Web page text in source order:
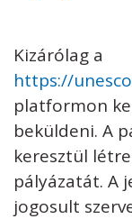
Kizárólag a
https://
platformon
beküldeni. A
keresztül
pályázatát. A
jogosult